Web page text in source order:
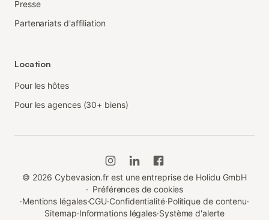
Presse
Partenariats d'affiliation
Location
Pour les hôtes
Pour les agences (30+ biens)
© 2026 Cybevasion.fr est une entreprise de Holidu GmbH
· Préférences de cookies
·Mentions légales·CGU·Confidentialité·Politique de contenu·
Sitemap·Informations légales·Système d'alerte